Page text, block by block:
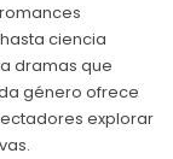
ciencia
dramas que
género ofrece
explorar